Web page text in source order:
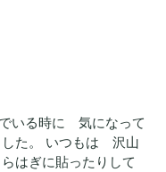
いる時に 気になって
た。 いつもは 沢山
はぎに貼ったりして